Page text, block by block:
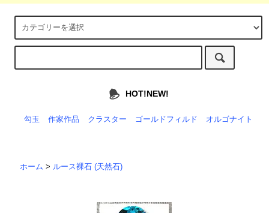
HOT!NEW!
勾玉 作家作品 クラスター ゴールドフィルド オルゴナイト
ホーム > ルース裸石 (天然石)